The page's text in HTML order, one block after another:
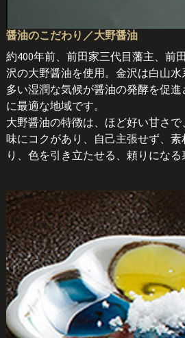
醤油のこだわり／大野醤油
約400年前、前田家三代目藩主、前
沢の大野醤油を使用。金沢は白山
多い湿潤な気候が醤油の発酵を促
に最適な地域です。
大野醤油の特徴は、ほど好い甘さで
味にコクがあり、自己主張せず、
り、色を引き立たせる、頼りになる